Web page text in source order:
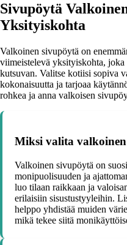
Sivupöytä
Yksityiskohta
Valkoinen sivupöytä on
viimeistelevä yksityiskohta,
kutsuvan. Valitse kotiisi sopiva
kokonaisuutta ja tarjoaa
rohkea ja anna valkoisen
Miksi valita valkoinen
Valkoinen sivupöytä on
monipuolisuuden ja
luo tilaan raikkaan ja
erilaisiin sisustustyyleihin.
helppo yhdistää muiden
mikä tekee siitä